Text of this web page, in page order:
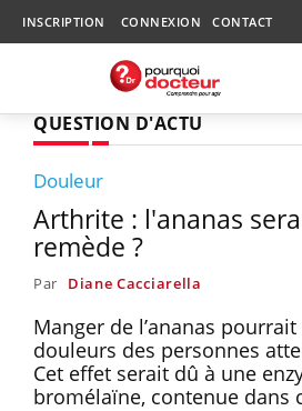
INSCRIPTION CONNEXION CONTACT
QUESTION D'ACTU
Douleur
Arthrite : l'ananas
remède ?
Par Diane Cacciarella
Manger de l’ananas
douleurs des personnes
Cet effet serait dû à une
bromélaïne, contenue dans